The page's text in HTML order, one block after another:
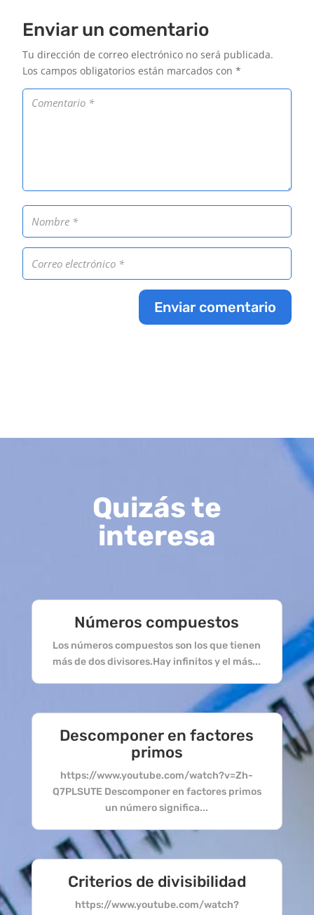
Enviar un comentario
Tu dirección de correo electrónico no será publicada.
Los campos obligatorios están marcados con*
Enviar comentario
Quizás te
interesa
Números compuestos
Los números compuestos son los que tienen
más de dos divisores.Hay infinitos y el más...
Descomponer en factores
primos
https://www.youtube.com/watch?v=Zh-
Q7PLSUTE Descomponer en factores primos
un número significa...
Criterios de divisibilidad
https://www.youtube.com/watch?